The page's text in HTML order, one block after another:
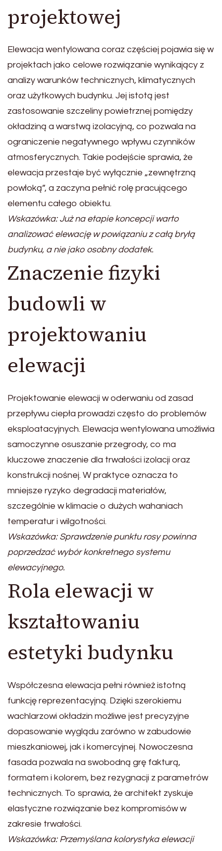
projektowej
Elewacja wentylowana coraz częściej pojawia się w
projektach jako celowe rozwiązanie wynikający z
analizy warunków technicznych, klimatycznych
oraz użytkowych budynku. Jej istotą jest
zastosowanie szczeliny powietrznej pomiędzy
okładziną a warstwą izolacyjną, co pozwala na
ograniczenie negatywnego wpływu czynników
atmosferycznych. Takie podejście sprawia, że
elewacja przestaje być wyłącznie „zewnętrzną
powłoką”, a zaczyna pełnić rolę pracującego
elementu całego obiektu.
Wskazówka: Już na etapie koncepcji warto
analizować elewację w powiązaniu z całą bryłą
budynku, a nie jako osobny dodatek.
Znaczenie fizyki
budowli w
projektowaniu
elewacji
Projektowanie elewacji w oderwaniu od zasad
przepływu ciepła prowadzi często do problemów
eksploatacyjnych. Elewacja wentylowana umożliwia
samoczynne osuszanie przegrody, co ma
kluczowe znaczenie dla trwałości izolacji oraz
konstrukcji nośnej. W praktyce oznacza to
mniejsze ryzyko degradacji materiałów,
szczególnie w klimacie o dużych wahaniach
temperatur i wilgotności.
Wskazówka: Sprawdzenie punktu rosy powinna
poprzedzać wybór konkretnego systemu
elewacyjnego.
Rola elewacji w
kształtowaniu
estetyki budynku
Współczesna elewacja pełni również istotną
funkcję reprezentacyjną. Dzięki szerokiemu
wachlarzowi okładzin możliwe jest precyzyjne
dopasowanie wyglądu zarówno w zabudowie
mieszkaniowej, jak i komercyjnej. Nowoczesna
fasada pozwala na swobodną grę fakturą,
formatem i kolorem, bez rezygnacji z parametrów
technicznych. To sprawia, że architekt zyskuje
elastyczne rozwiązanie bez kompromisów w
zakresie trwałości.
Wskazówka: Przemyślana kolorystyka elewacji